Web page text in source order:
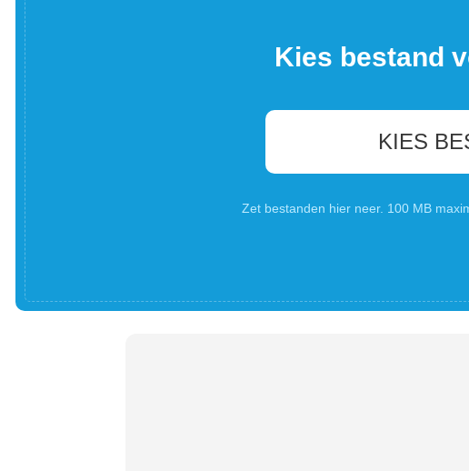
Kies bestand
KIES
Zet bestanden hier neer. 100 MB